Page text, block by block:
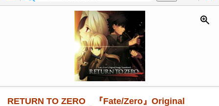
RETURN TO ZERO 『Fate/Zero』Original